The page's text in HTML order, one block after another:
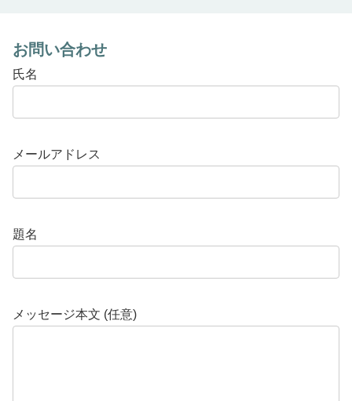
お問い合わせ
氏名
メールアドレス
題名
メッセージ本文 (任意)